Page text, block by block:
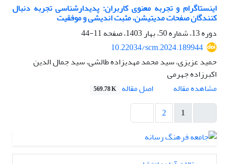
اینستاگرام و تجربه معنوی کاربران: پدیدارشناسی تجربه دنبال
کنندگان صفحات مدیتیشن، مثبت اندیشی و موفقیت
دوره 13، شماره 50، بهار 1403، صفحه
11-44
10.22034/scm.2024.189944
حمید عزیزی، سید محمد مهدیزاده طالشی، سید جمال الدین
اکبرزاده جهرمی
مشاهده مقاله
اصل مقاله 569.78 K
1
2